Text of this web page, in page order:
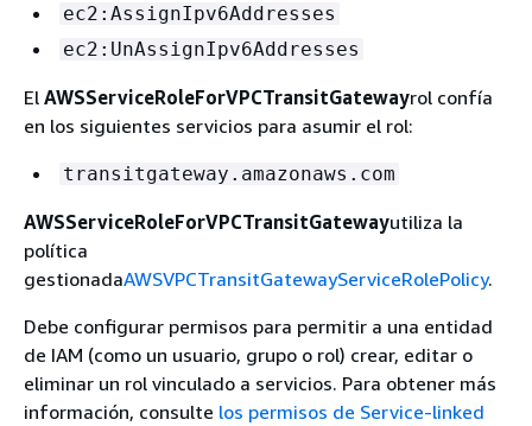
ec2:AssignIpv6Addresses
ec2:UnAssignIpv6Addresses
El AWSServiceRoleForVPCTransitGatewayrol confía
en los siguientes servicios para asumir el rol:
transitgateway.amazonaws.com
AWSServiceRoleForVPCTransitGatewayutiliza la
política
gestionadaAWSVPCTransitGatewayServiceRolePolicy.
Debe configurar permisos para permitir a una entidad
de IAM (como un usuario, grupo o rol) crear, editar o
eliminar un rol vinculado a servicios. Para obtener más
información, consulte los permisos de Service-linked